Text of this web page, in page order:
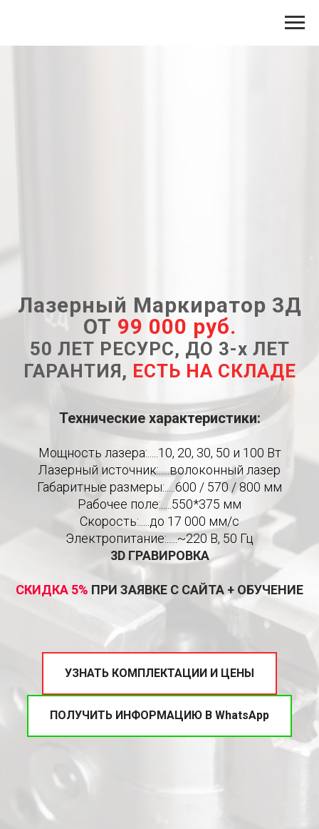
Лазерный Маркиратор 3Д
ОТ 99 000 руб.
50 ЛЕТ РЕСУРС, ДО 3-х ЛЕТ
ГАРАНТИЯ, ЕСТЬ НА СКЛАДЕ
Технические характеристики:
Мощность лазера:.....10, 20, 30, 50 и 100 Вт
Лазерный источник:.....волоконный лазер
Габаритные размеры:.....600 / 570 / 800 мм
Рабочее поле:.....550*375 мм
Скорость:.....до 17 000 мм/c
Электропитание:.....~220 В, 50 Гц
3D ГРАВИРОВКА
СКИДКА 5% ПРИ ЗАЯВКЕ С САЙТА + ОБУЧЕНИЕ
УЗНАТЬ КОМПЛЕКТАЦИИ И ЦЕНЫ
ПОЛУЧИТЬ ИНФОРМАЦИЮ В WhatsApp